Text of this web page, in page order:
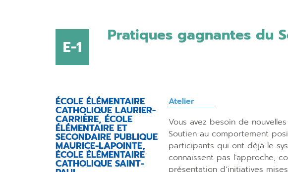
E-1
Pratiques gagnantes du
ÉCOLE ÉLÉMENTAIRE
CATHOLIQUE LAURIER-
CARRIÈRE, ÉCOLE
ÉLÉMENTAIRE ET
SECONDAIRE PUBLIQUE
MAURICE-LAPOINTE,
ÉCOLE ÉLÉMENTAIRE
CATHOLIQUE SAINT-
Atelier
Vous avez besoin de
Soutien au comportement
participants qui ont déjà le
connaissent pas l’approche,
présentation d’initiatives